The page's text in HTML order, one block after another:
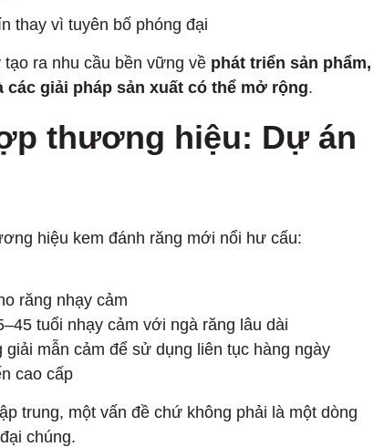
thay vì tuyên bố phóng đại
ra nhu cầu bền vững về phát triển sản phẩm,
giải pháp sản xuất có thể mở rộng.
thương hiệu: Dự án
hiệu kem đánh răng mới nổi hư cấu:
răng nhạy cảm
tuổi nhạy cảm với ngà răng lâu dài
giải mẫn cảm để sử dụng liên tục hàng ngày
cao cấp
trung, một vấn đề chứ không phải là một dòng
chúng.